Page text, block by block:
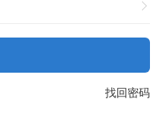
找回密码